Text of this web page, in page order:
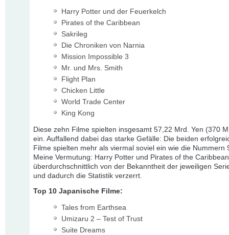
Harry Potter und der Feuerkelch
Pirates of the Caribbean
Sakrileg
Die Chroniken von Narnia
Mission Impossible 3
Mr. und Mrs. Smith
Flight Plan
Chicken Little
World Trade Center
King Kong
Diese zehn Filme spielten insgesamt 57,22 Mrd. Yen (370
ein. Auffallend dabei das starke Gefälle: Die beiden
Filme spielten mehr als viermal soviel ein wie die Nummern
Meine Vermutung: Harry Potter und Pirates of the
überdurchschnittlich von der Bekanntheit der jeweiligen
und dadurch die Statistik verzerrt.
Top 10 Japanische Filme:
Tales from Earthsea
Umizaru 2 – Test of Trust
Suite Dreams